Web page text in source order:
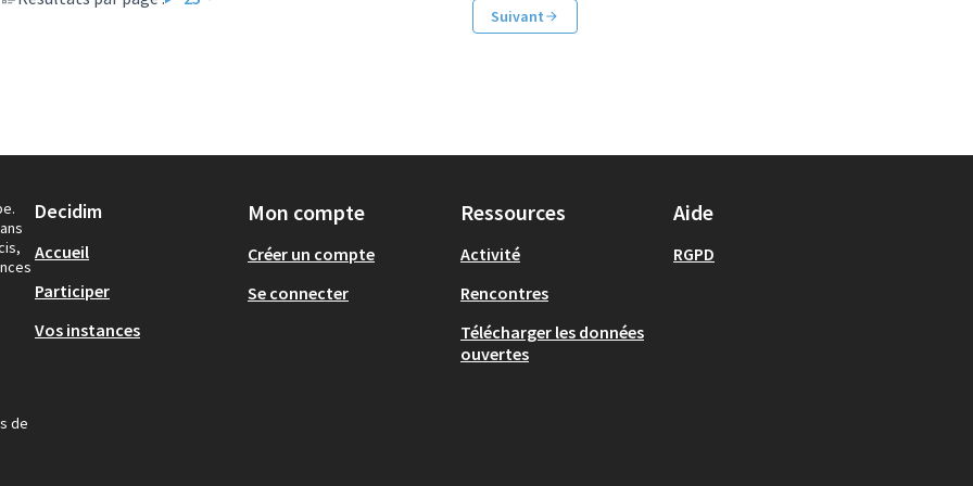
Suivant
de
Decidim
Accueil
Participer
Vos instances
Mon compte
Créer un compte
Se connecter
Ressources
Activité
Rencontres
Télécharger les données
ouvertes
Aide
RGPD